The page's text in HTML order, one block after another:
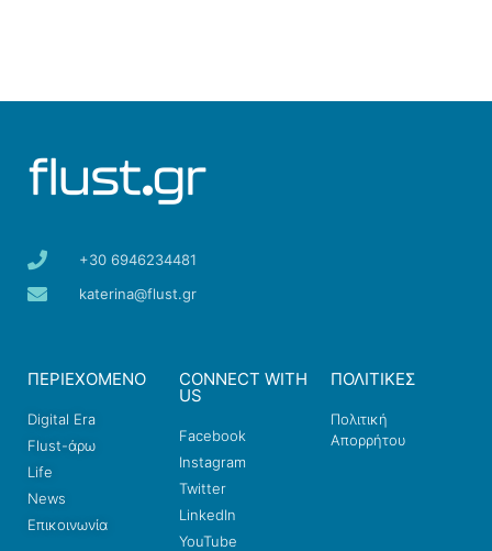
+30 6946234481
katerina@flust.gr
ΠΕΡΙΕΧΟΜΕΝΟ
Digital Era
Flust-άρω
Life
News
Επικοινωνία
CONNECT WITH
US
Facebook
Instagram
Twitter
LinkedIn
YouTube
ΠΟΛΙΤΙΚΕΣ
Πολιτική
Απορρήτου